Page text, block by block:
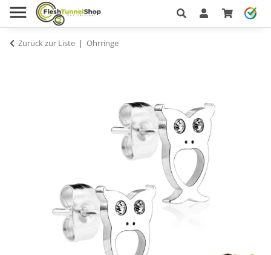
Zurück zur Liste Ohrringe